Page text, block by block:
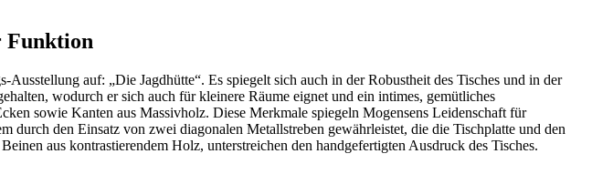
Funktion
auf: „Die Jagdhütte“. Es spiegelt sich auch in der Robustheit des Tisches und in der
wodurch er sich auch für kleinere Räume eignet und ein intimes, gemütliches
sowie Kanten aus Massivholz. Diese Merkmale spiegeln Mogensens Leidenschaft für
den Einsatz von zwei diagonalen Metallstreben gewährleistet, die die Tischplatte und den
aus kontrastierendem Holz, unterstreichen den handgefertigten Ausdruck des Tisches.